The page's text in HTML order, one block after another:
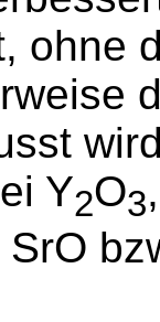
ohne
Y2O3